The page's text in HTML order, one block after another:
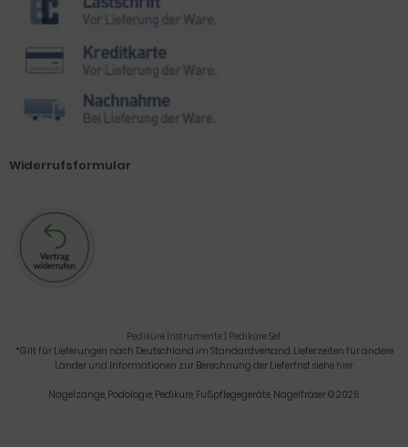
Widerrufsformular
Pediküre Instrumente | Pediküre Set
*Gilt für Lieferungen nach Deutschland im Standardversand. Lieferzeiten für andere
Länder und Informationen zur Berechnung der Lieferfrist siehe hier.
Nagelzange, Podologie, Pediküre, Fußpflegegeräte, Nagelfräser © 2026